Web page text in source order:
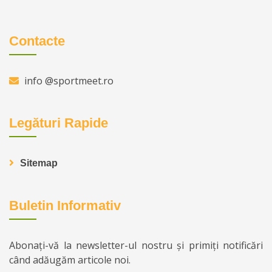
Contacte
info @sportmeet.ro
Legături Rapide
Sitemap
Buletin Informativ
Abonați-vă la newsletter-ul nostru și primiți notificări
când adăugăm articole noi.